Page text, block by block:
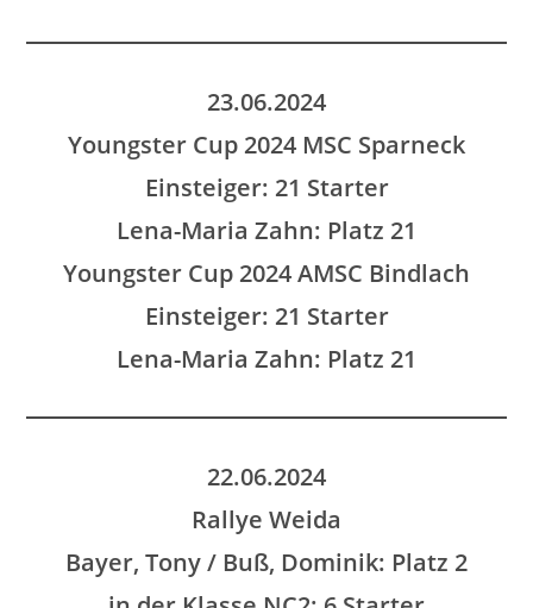
23.06.2024
Youngster Cup 2024 MSC Sparneck
Einsteiger: 21 Starter
Lena-Maria Zahn: Platz 21
Youngster Cup 2024 AMSC Bindlach
Einsteiger: 21 Starter
Lena-Maria Zahn: Platz 21
22.06.2024
Rallye Weida
Bayer, Tony / Buß, Dominik: Platz 2